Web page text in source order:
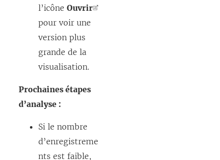
l’icône Ouvrir
pour voir une
version plus
grande de la
visualisation.
Prochaines étapes
d’analyse :
Si le nombre
d’enregistreme
nts est faible,